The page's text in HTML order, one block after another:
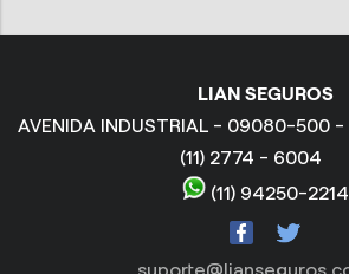
LIAN SEGUROS
AVENIDA INDUSTRIAL - 09080-500 -
(11) 2774 - 6004
(11) 94250-2214